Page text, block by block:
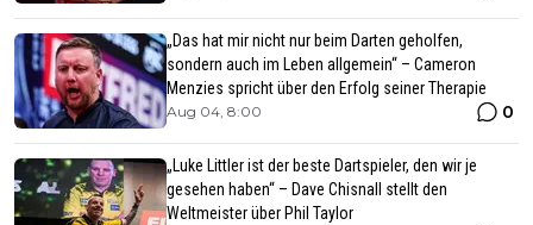
„Das hat mir nicht nur beim Darten geholfen,
sondern auch im Leben allgemein“ – Cameron
Menzies spricht über den Erfolg seiner Therapie
Aug 04, 8:00 0
„Luke Littler ist der beste Dartspieler, den wir je
gesehen haben“ – Dave Chisnall stellt den
Weltmeister über Phil Taylor